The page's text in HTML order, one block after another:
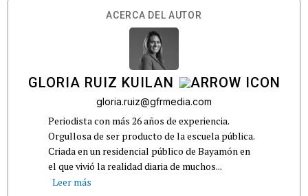
ACERCA DEL AUTOR
GLORIA RUIZ KUILAN
gloria.ruiz@gfrmedia.com
Periodista con más 26 años de experiencia.
Orgullosa de ser producto de la escuela pública.
Criada en un residencial público de Bayamón en
el que vivió la realidad diaria de muchos...
Leer más